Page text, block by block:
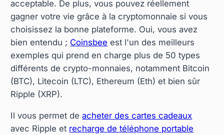
acceptable. De plus, vous pouvez réellement
gagner votre vie grâce à la cryptomonnaie si vous
choisissez la bonne plateforme. Oui, vous avez
bien entendu ; Coinsbee est l'un des meilleurs
exemples qui prend en charge plus de 50 types
différents de crypto-monnaies, notamment Bitcoin
(BTC), Litecoin (LTC), Ethereum (Eth) et bien sûr
Ripple (XRP).
Il vous permet deacheter des cartes cadeaux
avec Ripple et recharge de téléphone portable